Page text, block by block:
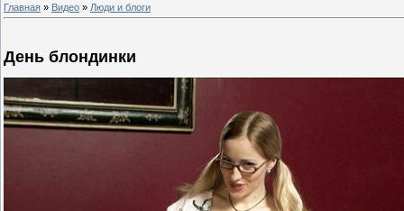
Главная » Видео » Люди и блоги
День блондинки